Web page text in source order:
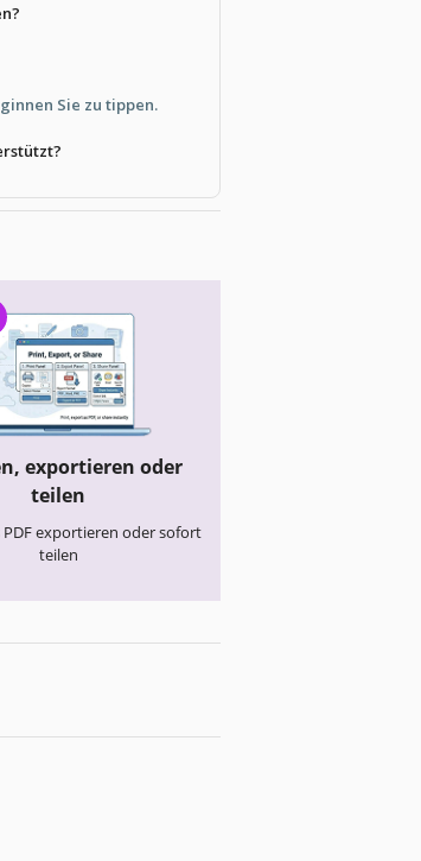
Sie zu tippen.
exportieren oder
teilen
PDF exportieren oder sofort
teilen